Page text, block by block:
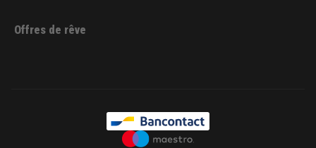
Offres de rêve